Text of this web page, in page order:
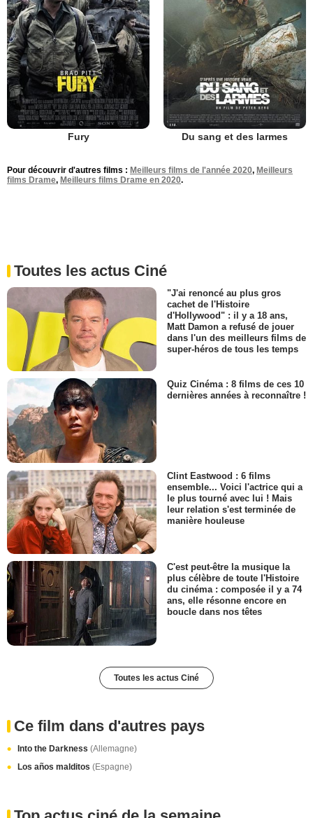
Fury Du sang et des larmes
Pour découvrir d'autres films : Meilleurs films de l'année 2020, Meilleurs
films Drame, Meilleurs films Drame en 2020.
Toutes les actus Ciné
"J'ai renoncé au plus gros
cachet de l'Histoire
d'Hollywood" : il y a 18 ans,
Matt Damon a refusé de jouer
dans l'un des meilleurs films de
super-héros de tous les temps
Quiz Cinéma : 8 films de ces 10
dernières années à reconnaître !
Clint Eastwood : 6 films
ensemble... Voici l'actrice qui a
le plus tourné avec lui ! Mais
leur relation s'est terminée de
manière houleuse
C'est peut-être la musique la
plus célèbre de toute l'Histoire
du cinéma : composée il y a 74
ans, elle résonne encore en
boucle dans nos têtes
Toutes les actus Ciné
Ce film dans d'autres pays
Into the Darkness (Allemagne)
Los años malditos (Espagne)